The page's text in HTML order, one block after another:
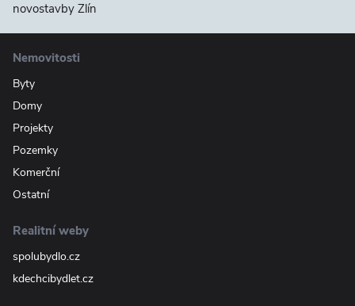
novostavby Zlín
Nemovitosti
Byty
Domy
Projekty
Pozemky
Komerční
Ostatní
Realitní weby
spolubydlo.cz
kdechcibydlet.cz